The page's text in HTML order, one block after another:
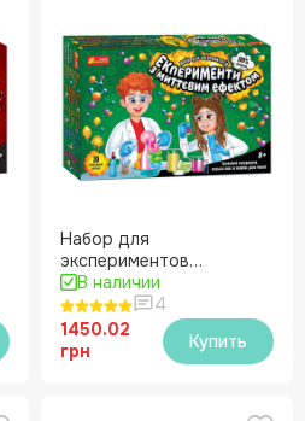
Набор для
экспериментов
«Эксперименты с
мгновенным эффектом»
В наличии
4
1450.02
грн
Купить